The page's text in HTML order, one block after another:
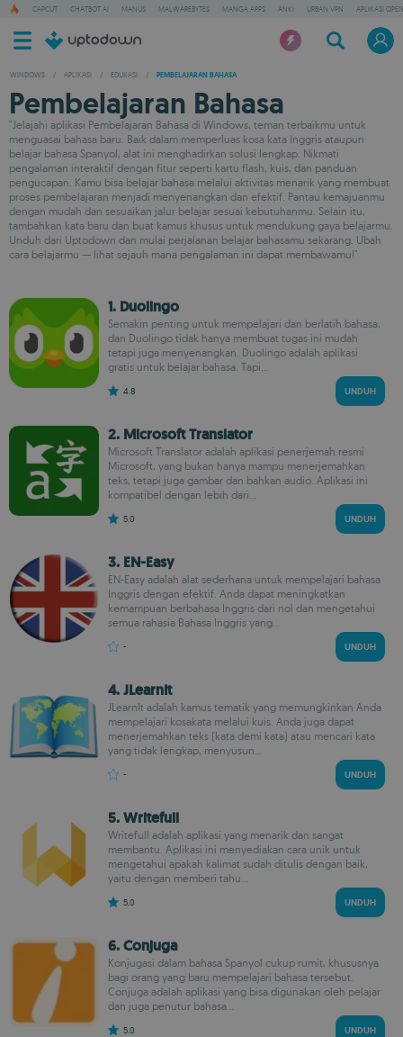
CAPCUT CHATBOT AI MANUS MALWAREBYTES MANGA APPS ANKI URBAN VPN APLIKASI
WINDOWS / APLIKASI / EDUKASI / PEMBELAJARAN BAHASA
Pembelajaran Bahasa
"Jelajahi aplikasi Pembelajaran Bahasa di Windows, teman terbaikmu untuk
menguasai bahasa baru. Baik dalam memperluas kosa kata Inggris ataupun
belajar bahasa Spanyol, alat ini menghadirkan solusi lengkap. Nikmati
pengalaman interaktif dengan fitur seperti kartu flash, kuis, dan panduan
pengucapan. Kamu bisa belajar bahasa melalui aktivitas menarik yang membuat
proses pembelajaran menjadi menyenangkan dan efektif. Pantau kemajuanmu
dengan mudah dan sesuaikan jalur belajar sesuai kebutuhanmu. Selain itu,
tambahkan kata baru dan buat kamus khusus untuk mendukung gaya belajarmu.
Unduh dari Uptodown dan mulai perjalanan belajar bahasamu sekarang. Ubah
cara belajarmu — lihat sejauh mana pengalaman ini dapat membawamu!"
1. Duolingo
Semakin penting untuk mempelajari dan berlatih bahasa,
dan Duolingo tidak hanya membuat tugas ini mudah
tetapi juga menyenangkan. Duolingo adalah aplikasi
gratis untuk belajar bahasa. Tapi...
4.8 UNDUH
2. Microsoft Translator
Microsoft Translator adalah aplikasi penerjemah resmi
Microsoft, yang bukan hanya mampu menerjemahkan
teks, tetapi juga gambar dan bahkan audio. Aplikasi ini
kompatibel dengan lebih dari...
5.0 UNDUH
3. EN-Easy
EN-Easy adalah alat sederhana untuk mempelajari bahasa
Inggris dengan efektif. Anda dapat meningkatkan
kemampuan berbahasa Inggris dari nol dan mengetahui
semua rahasia Bahasa Inggris yang...
- UNDUH
4. JLearnIt
JLearnIt adalah kamus tematik yang memungkinkan Anda
mempelajari kosakata melalui kuis. Anda juga dapat
menerjemahkan teks (kata demi kata) atau mencari kata
yang tidak lengkap, menyusun...
- UNDUH
5. Writefull
Writefull adalah aplikasi yang menarik dan sangat
membantu. Aplikasi ini menyediakan cara unik untuk
mengetahui apakah kalimat sudah ditulis dengan baik,
yaitu dengan memberi tahu...
5.0 UNDUH
6. Conjuga
Konjugasi dalam bahasa Spanyol cukup rumit, khususnya
bagi orang yang baru mempelajari bahasa tersebut.
Conjuga adalah aplikasi yang bisa digunakan oleh pelajar
dan juga penutur bahasa...
5.0 UNDUH